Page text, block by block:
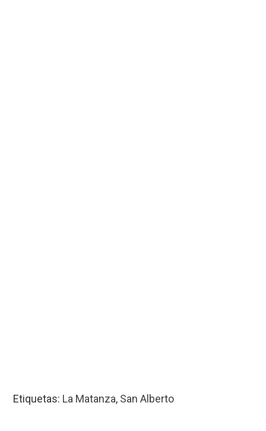
Etiquetas: La Matanza, San Alberto